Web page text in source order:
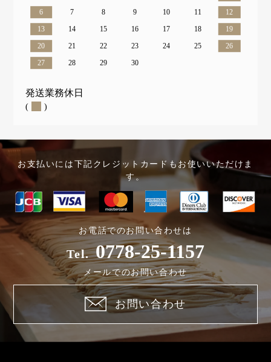
6
7 8 9 10 11
12
13
14 15 16 17 18
19
20
21 22 23 24 25
26
27
28 29 30
発送業務休日
( )
お支払いには下記クレジットカードもお使いいただけま
す。
お電話でのお問い合わせは
Tel. 0778-25-1157
メールでのお問い合わせ
お問い合わせ